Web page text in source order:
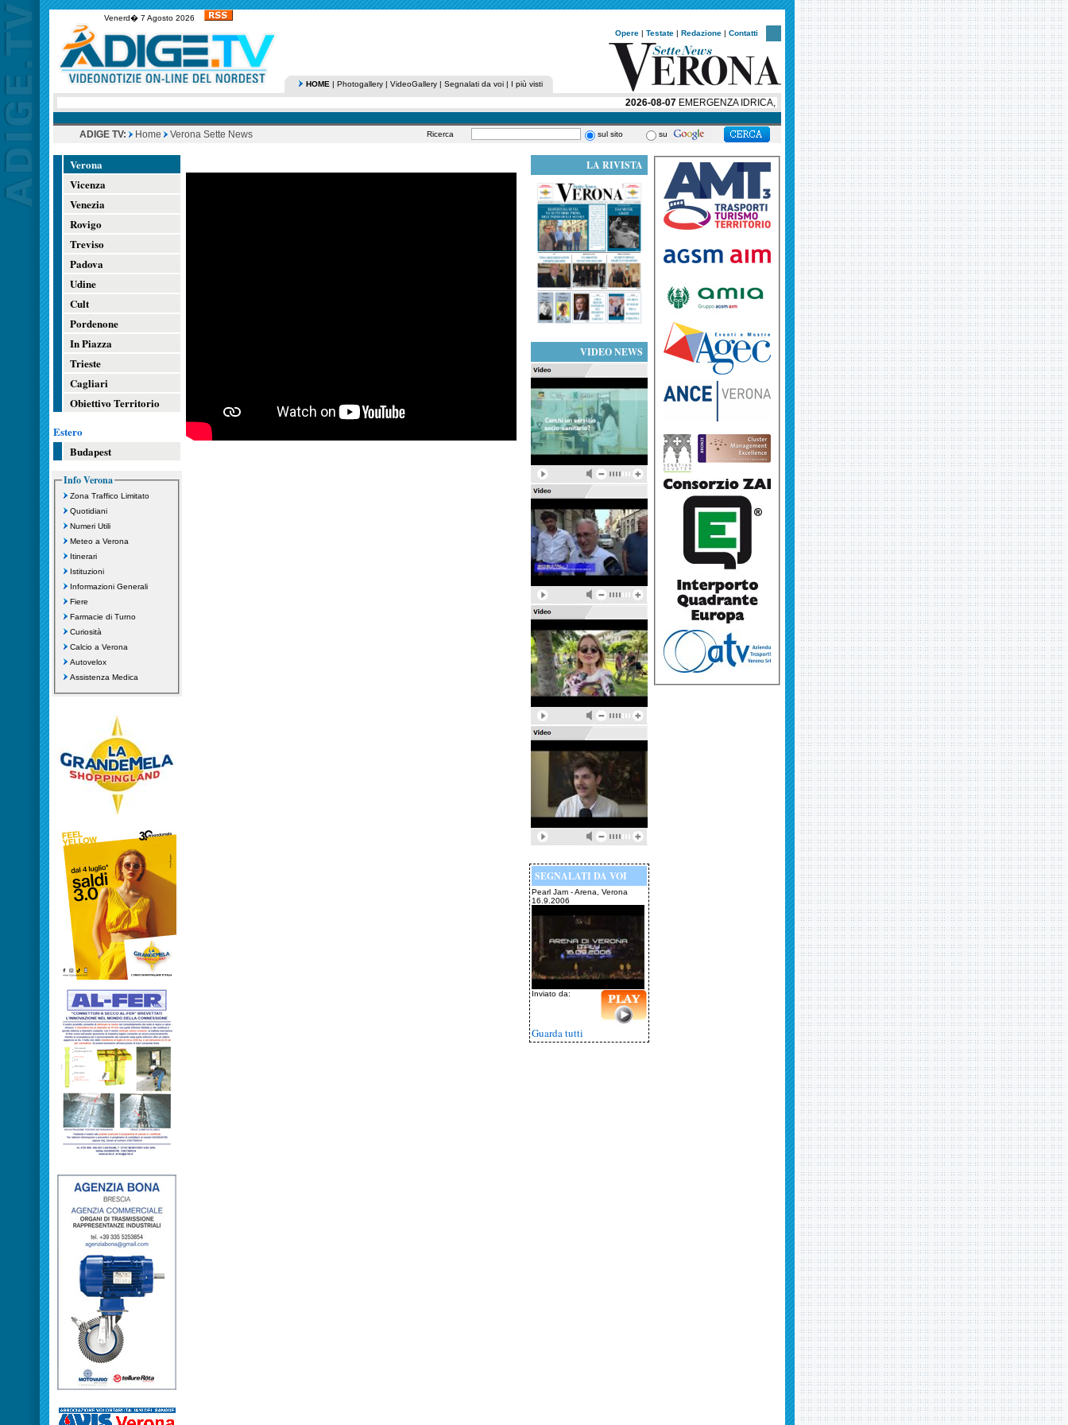
Venerd� 7 Agosto 2026
Opere | Testate | Redazione | Contatti
HOME | Photogallery | VideoGallery | Segnalati da voi | I più visti
2026-08-07EMERGENZA IDRICA, VIA LIBERA ALLO STATO DI EMERGENZA IN VENETO, MA
ADIGE TV: Home Verona Sette News Ricerca sul sito su
Verona
Vicenza
Venezia
Rovigo
Treviso
Padova
Udine
Cult
Pordenone
In Piazza
Trieste
Cagliari
Obiettivo Territorio
Estero
Budapest
Info Verona
Zona Traffico Limitato
Quotidiani
Numeri Utili
Meteo a Verona
Itinerari
Istituzioni
Informazioni Generali
Fiere
Farmacie di Turno
Curiosità
Calcio a Verona
Autovelox
Assistenza Medica
LA RIVISTA
VIDEO NEWS
SEGNALATI DA VOI
Pearl Jam - Arena, Verona
16.9.2006
Inviato da:
Guarda tutti